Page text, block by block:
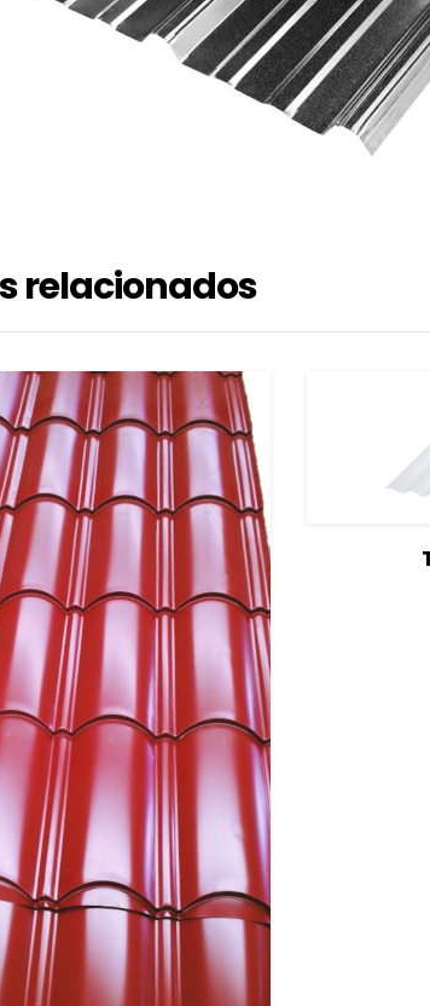
relacionados
View